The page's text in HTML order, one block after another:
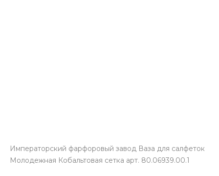
Императорский фарфоровый завод Ваза для салфеток
Молодежная Кобальтовая сетка арт. 80.06939.00.1